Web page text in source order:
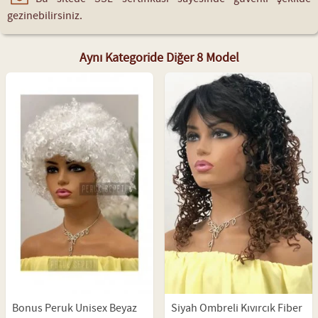
gezinebilirsiniz.
Aynı Kategoride Diğer 8 Model
Bonus Peruk Unisex Beyaz
Siyah Ombreli Kıvırcık Fiber